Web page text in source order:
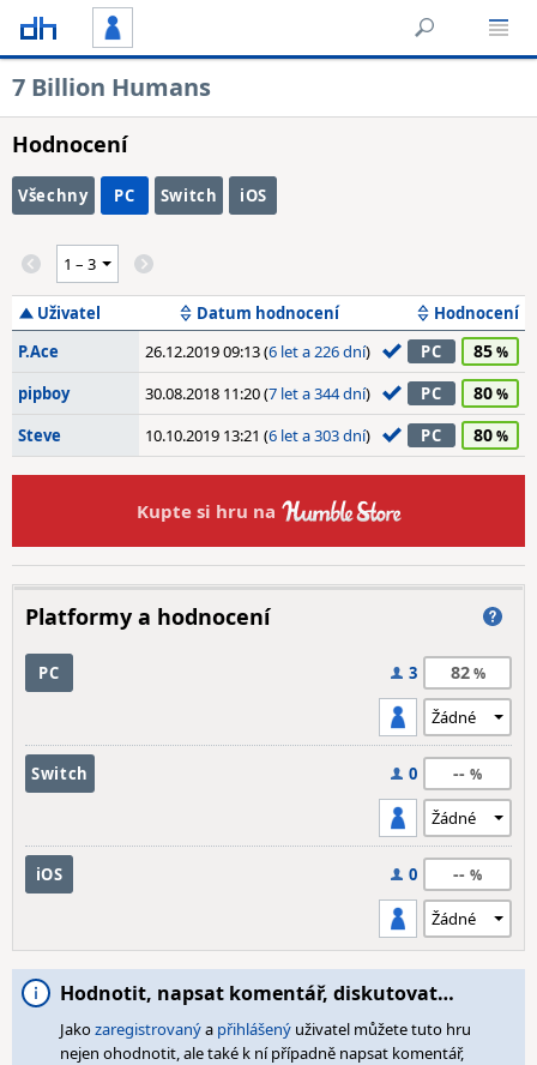
7 Billion Humans
Hodnocení
Všechny PC Switch iOS
Uživatel Datum hodnocení
Hodnocení
P.Ace
26.12.2019 09:13 (6 let a 226 dní) PC 85
pipboy 30.08.2018 11:20 (7 let a 344 dní) PC 80
Steve 10.10.2019 13:21 (6 let a 303 dní) PC 80
Kupte si hru na
Platformy a hodnocení
PC 3 82
Switch 0 --
iOS 0 --
Hodnotit, napsat komentář, diskutovat…
Jakozaregistrovanýa přihlášený uživatel můžete tuto hru
nejen ohodnotit, ale také k ní případně napsat komentář,